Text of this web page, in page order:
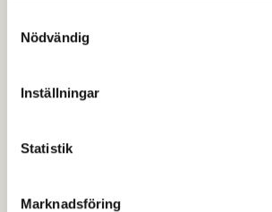
Nödvändig
Inställningar
Statistik
Marknadsföring